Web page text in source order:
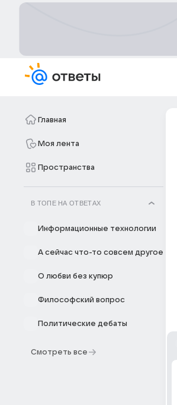
Главная
Моя лента
Пространства
В ТОПЕ НА ОТВЕТАХ
Информационные технологии
А сейчас что-то совсем другое
О любви без купюр
Философский вопрос
Политические дебаты
Смотреть все